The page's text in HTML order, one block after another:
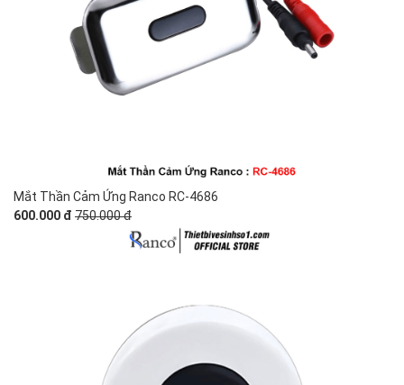
Mắt Thần Cảm Ứng Ranco RC-4686
600.000 đ 750.000 đ